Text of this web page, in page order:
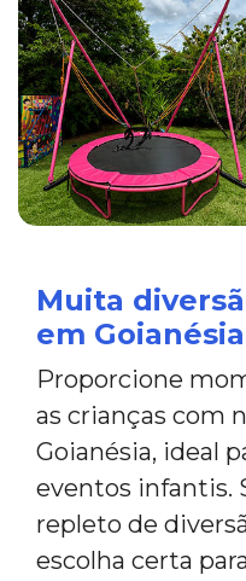
Muita
em
Proporcione
as crianças com
Goianésia, ideal
eventos infantis.
repleto de
escolha certa